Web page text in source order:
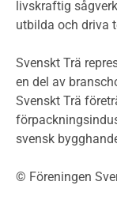
Planering
Projektering
Byggsystem
Byggnation
livskraftig
utbilda och driva
Svenskt Trä
en del av
Svenskt Trä
svensk
© Föreningen